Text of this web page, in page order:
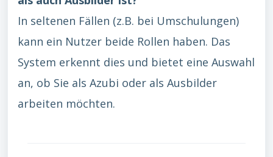
In seltenen Fällen (z.B. bei Umschulungen)
kann ein Nutzer beide Rollen haben. Das
System erkennt dies und bietet eine Auswahl
an, ob Sie als Azubi oder als Ausbilder
arbeiten möchten.